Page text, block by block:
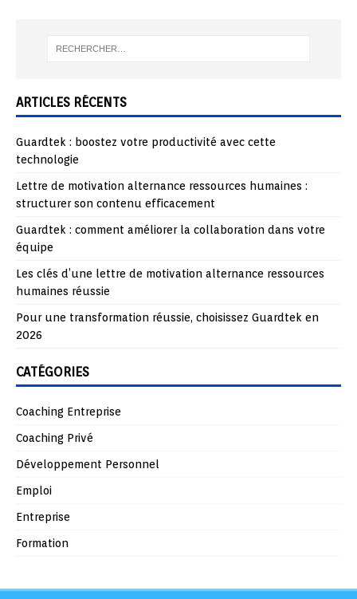
ARTICLES RÉCENTS
Guardtek : boostez votre productivité avec cette
technologie
Lettre de motivation alternance ressources humaines :
structurer son contenu efficacement
Guardtek : comment améliorer la collaboration dans votre
équipe
Les clés d’une lettre de motivation alternance ressources
humaines réussie
Pour une transformation réussie, choisissez Guardtek en
2026
CATÉGORIES
Coaching Entreprise
Coaching Privé
Développement Personnel
Emploi
Entreprise
Formation